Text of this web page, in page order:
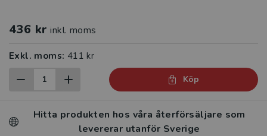
436 kr inkl. moms
Exkl. moms: 411 kr
Köp
Hitta produkten hos våra återförsäljare som
levererar utanför Sverige